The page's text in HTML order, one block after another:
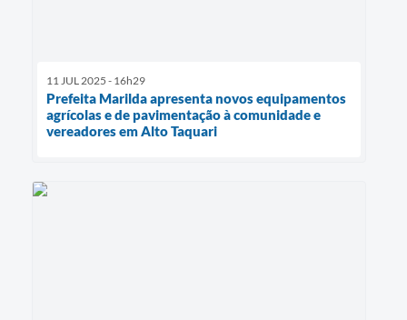
11 JUL 2025 - 16h29
Prefeita Marilda apresenta novos equipamentos
agrícolas e de pavimentação à comunidade e
vereadores em Alto Taquari